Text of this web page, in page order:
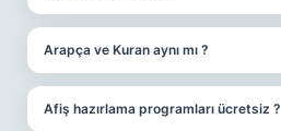
Arapça ve Kuran aynı mı ?
Afiş hazırlama programları ücretsiz ?